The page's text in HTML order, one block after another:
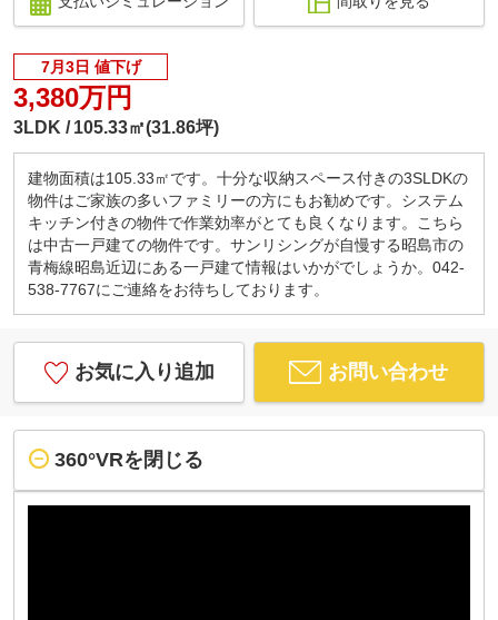
7月3日 値下げ
3,380万円
3LDK 105.33㎡(31.86坪)
建物面積は105.33㎡です。十分な収納スペース付きの3SLDKの
物件はご家族の多いファミリーの方にもお勧めです。システム
キッチン付きの物件で作業効率がとても良くなります。こちら
は中古一戸建ての物件です。サンリシングが自慢する昭島市の
青梅線昭島近辺にある一戸建て情報はいかがでしょうか。042-
538-7767にご連絡をお待ちしております。
お気に入り追加 お問い合わせ
360°VRを閉じる